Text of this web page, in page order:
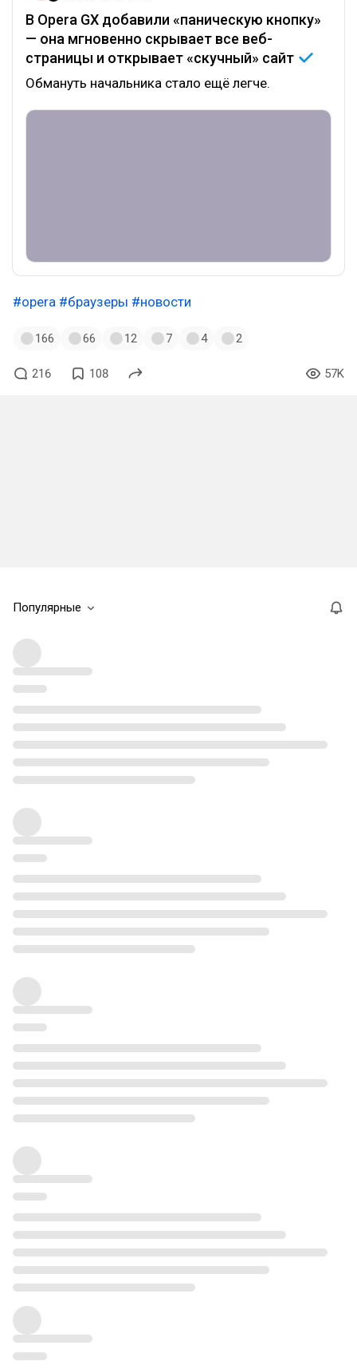
В Opera GX добавили «паническую кнопку»
— она мгновенно скрывает все веб-
страницы и открывает «скучный» сайт
Обмануть начальника стало ещё легче.
#opera #браузеры #новости
166 66 12 7 4 2
216 108 57K
Популярные